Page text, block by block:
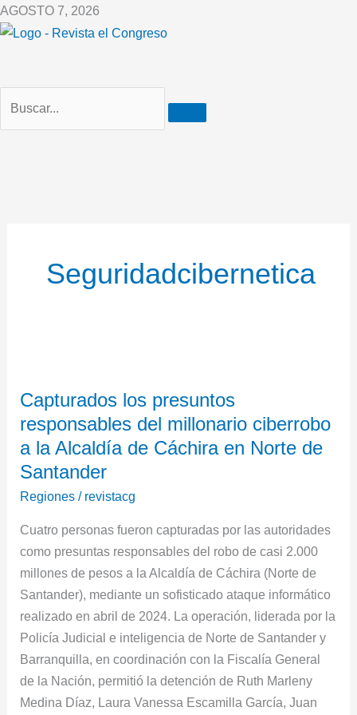
Ir
al
AGOSTO 7, 2026
Seguridadcibernetica
Capturados los presuntos
responsables del millonario ciberrobo
a la Alcaldía de Cáchira en Norte de
Santander
Regiones / revistacg
Cuatro personas fueron capturadas por las autoridades
como presuntas responsables del robo de casi 2.000
millones de pesos a la Alcaldía de Cáchira (Norte de
Santander), mediante un sofisticado ataque informático
realizado en abril de 2024. La operación, liderada por la
Policía Judicial e inteligencia de Norte de Santander y
Barranquilla, en coordinación con la Fiscalía General
de la Nación, permitió la detención de Ruth Marleny
Medina Díaz, Laura Vanessa Escamilla García, Juan
presuntos
responsables
del
millonario
la
Alcaldía
de
Cáchira
en
Norte
de
Santander